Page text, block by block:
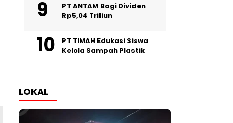
PT ANTAM Bagi Dividen
Rp5,04 Triliun
PT TIMAH Edukasi Siswa
Kelola Sampah Plastik
LOKAL